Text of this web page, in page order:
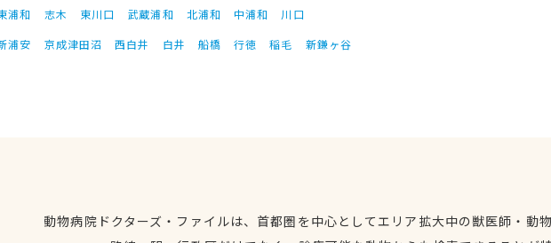
浦和 志木 東川口 武蔵浦和 北浦和 中浦和
川口
浦安 京成津田沼 西白井 白井 船橋 行徳 稲毛 新鎌ヶ谷
動物病院ドクターズ・ファイルは、首都圏を中心としてエリア拡大中の獣医師・動